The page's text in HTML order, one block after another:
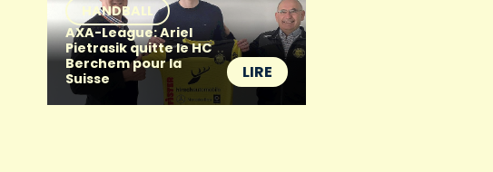
HANDBALL
AXA-League: Ariel
Pietrasik quitte le HC
Berchem pour la
Suisse
LIRE